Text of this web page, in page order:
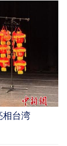
相台湾